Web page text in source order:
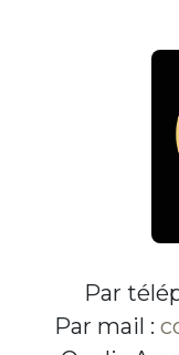
Par
Par mail :